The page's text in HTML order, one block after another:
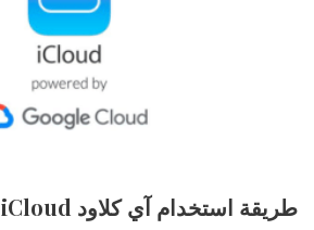
طريقة استخدام آي كلاود iCloud